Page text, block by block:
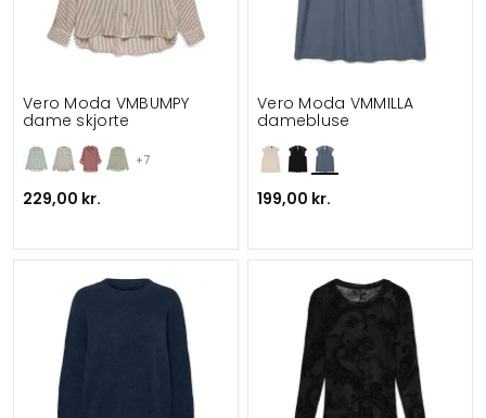
+7
Vero Moda VMBUMPY
dame skjorte
229,00 kr.
Vero Moda VMMILLA
damebluse
199,00 kr.